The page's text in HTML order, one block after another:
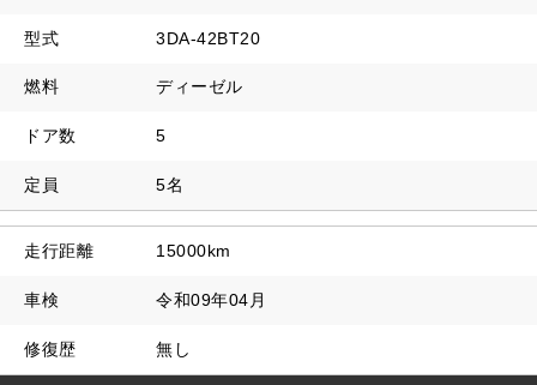
型式 3DA-42BT20
燃料 ディーゼル
ドア数 5
定員 5名
走行距離 15000km
車検 令和09年04月
修復歴 無し